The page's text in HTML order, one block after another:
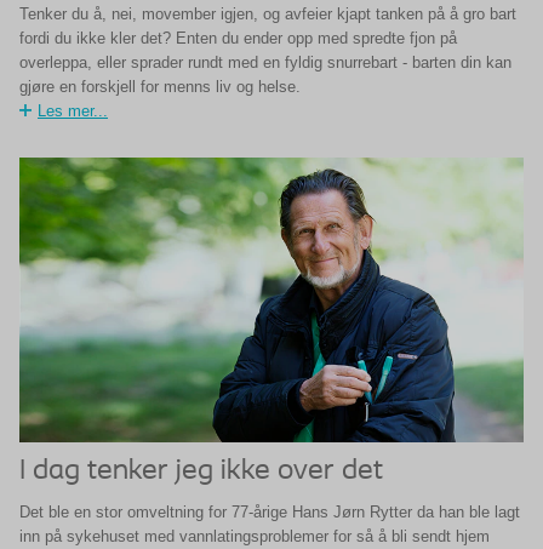
Tenker du å, nei, movember igjen, og avfeier kjapt tanken på å gro bart
fordi du ikke kler det? Enten du ender opp med spredte fjon på
overleppa, eller sprader rundt med en fyldig snurrebart - barten din kan
gjøre en forskjell for menns liv og helse.
Les mer...
I dag tenker jeg ikke over det
Det ble en stor omveltning for 77-årige Hans Jørn Rytter da han ble lagt
inn på sykehuset med vannlatingsproblemer for så å bli sendt hjem